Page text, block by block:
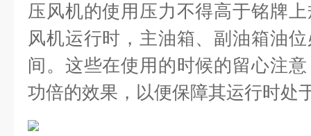
压风机的使用压力不得高于铭牌
风机运行时，主油箱、副油箱油
间。这些在使用的时候的留心注
功倍的效果，以便保障其运行时处